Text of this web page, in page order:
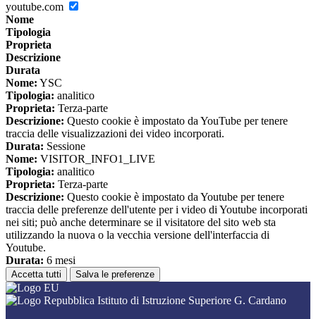
youtube.com
Nome
Tipologia
Proprieta
Descrizione
Durata
Nome: YSC
Tipologia: analitico
Proprieta: Terza-parte
Descrizione: Questo cookie è impostato da YouTube per tenere
traccia delle visualizzazioni dei video incorporati.
Durata: Sessione
Nome: VISITOR_INFO1_LIVE
Tipologia: analitico
Proprieta: Terza-parte
Descrizione: Questo cookie è impostato da Youtube per tenere
traccia delle preferenze dell'utente per i video di Youtube incorporati
nei siti; può anche determinare se il visitatore del sito web sta
utilizzando la nuova o la vecchia versione dell'interfaccia di
Youtube.
Durata: 6 mesi
Accetta tutti Salva le preferenze
Istituto di Istruzione Superiore G. Cardano